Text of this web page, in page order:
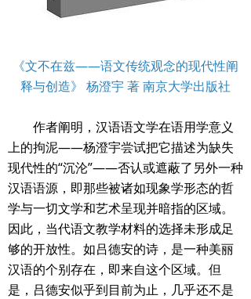
《文不在兹——语文传统观念的现代性阐
释与创造》 杨澄宇 著 南京大学出版社
作者阐明，汉语语文学在语用学意义
上的拘泥——杨澄宇尝试把它描述为缺失
现代性的“沉沦”——否认或遮蔽了另外一种
汉语语源，即那些被诸如现象学形态的哲
学与一切文学和艺术呈现并暗指的区域。
因此，当代语文教学材料的选择未形成足
够的开放性。如吕德安的诗，是一种美丽
汉语的个别存在，即来自这个区域。但
是，吕德安似乎到目前为止，几乎还不是